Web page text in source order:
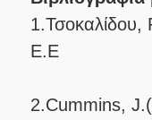
Ε.Ε
2.Cummins,